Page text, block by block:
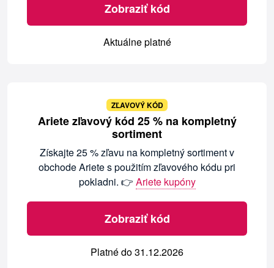
Zobraziť kód
Aktuálne platné
ZĽAVOVÝ KÓD
Ariete zľavový kód 25 % na kompletný
sortiment
Získajte 25 % zľavu na kompletný sortiment v
obchode Ariete s použitím zľavového kódu pri
pokladni. 👉 Ariete kupóny
Zobraziť kód
Platné do 31.12.2026